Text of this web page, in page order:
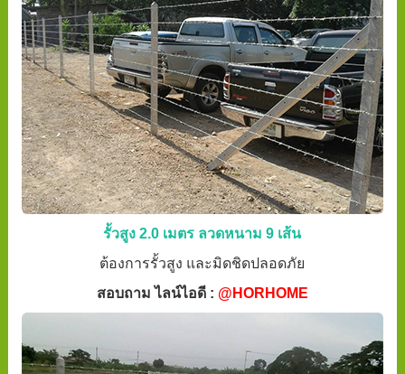
รั้วสูง 2.0 เมตร ลวดหนาม 9 เส้น
ต้องการรั้วสูง และมิดชิดปลอดภัย
สอบถาม ไลน์ไอดี : @HORHOME